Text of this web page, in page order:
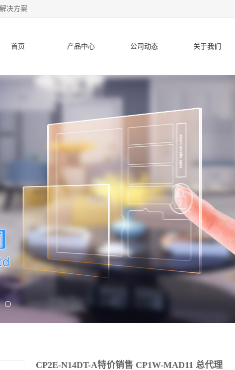
决方案
首页 产品中心 公司动态 关于我们
CP2E-N14DT-A特价销售 CP1W-MAD11 总代理